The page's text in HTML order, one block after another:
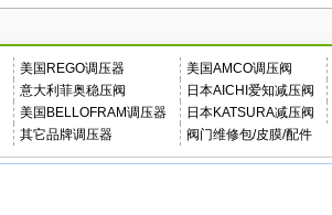
美国REGO调压器 美国AMCO调压阀
意大利菲奥稳压阀 日本AICHI爱知减压阀
美国BELLOFRAM调压器 日本KATSURA减压阀
其它品牌调压器 阀门维修包/皮膜/配件